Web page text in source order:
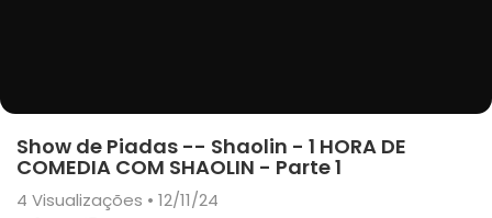
Show de Piadas -- Shaolin - 1 HORA DE
COMEDIA COM SHAOLIN - Parte 1
4 Visualizações • 12/11/24